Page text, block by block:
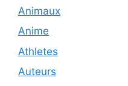
Animaux
Anime
Athletes
Auteurs